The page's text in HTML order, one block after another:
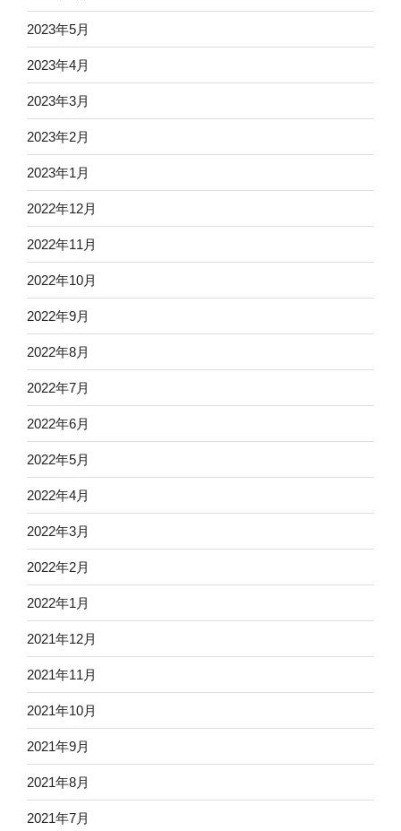
2023年5月
2023年4月
2023年3月
2023年2月
2023年1月
2022年12月
2022年11月
2022年10月
2022年9月
2022年8月
2022年7月
2022年6月
2022年5月
2022年4月
2022年3月
2022年2月
2022年1月
2021年12月
2021年11月
2021年10月
2021年9月
2021年8月
2021年7月